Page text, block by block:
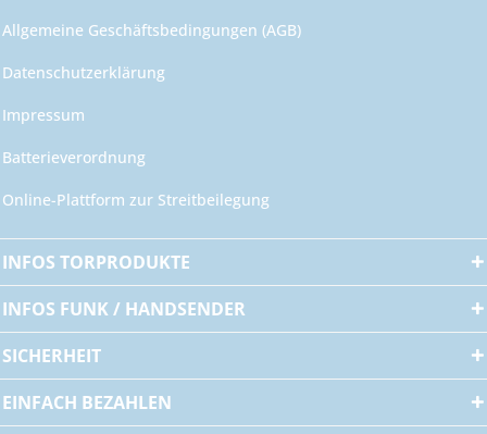
Allgemeine Geschäftsbedingungen (AGB)
Datenschutzerklärung
Impressum
Batterieverordnung
Online-Plattform zur Streitbeilegung
INFOS TORPRODUKTE
INFOS FUNK / HANDSENDER
SICHERHEIT
EINFACH BEZAHLEN